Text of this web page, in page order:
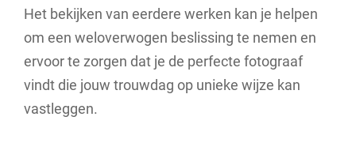
Het bekijken van eerdere werken kan je helpen
om een weloverwogen beslissing te nemen en
ervoor te zorgen dat je de perfecte fotograaf
vindt die jouw trouwdag op unieke wijze kan
vastleggen.